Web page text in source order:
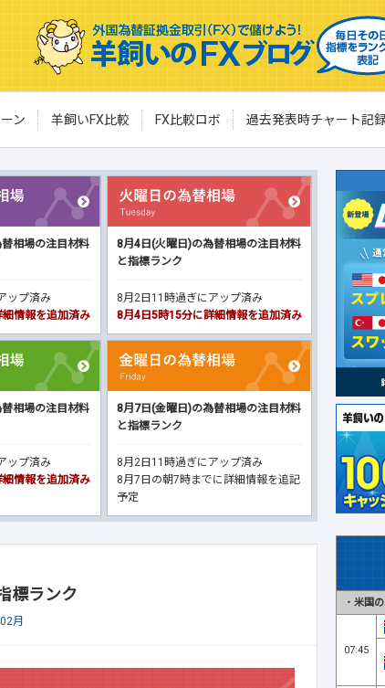
ン 羊飼いFX比較 FX比較ロボ 過去発表時チャート記
相場の注目材料
ップ済み
情報を追加済み
8月4日(火曜日)の為替相場の注目材料
と指標ランク
8月2日11時過ぎにアップ済み
8月4日5時15分に詳細情報を追加済み
相場の注目材料
ップ済み
情報を追加済み
8月7日(金曜日)の為替相場の注目材料
と指標ランク
8月2日11時過ぎにアップ済み
8月7日の朝7時までに詳細情報を追記
予定
標ランク
月
・ 米国
07:45